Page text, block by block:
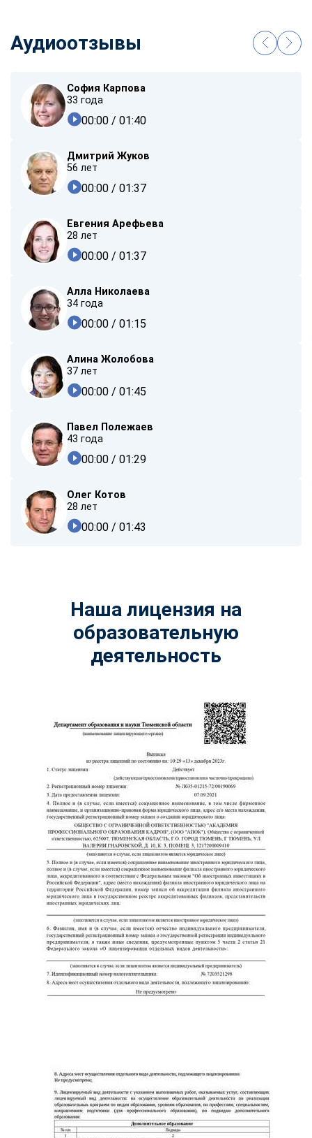
Аудиоотзывы
София Карпова
33 года
00:00 / 01:40
Дмитрий Жуков
56 лет
00:00 / 01:37
Евгения Арефьева
28 лет
00:00 / 01:37
Алла Николаева
34 года
00:00 / 01:15
Алина Жолобова
37 лет
00:00 / 01:45
Павел Полежаев
43 года
00:00 / 01:29
Олег Котов
28 лет
00:00 / 01:43
Наша лицензия на
образовательную
деятельность